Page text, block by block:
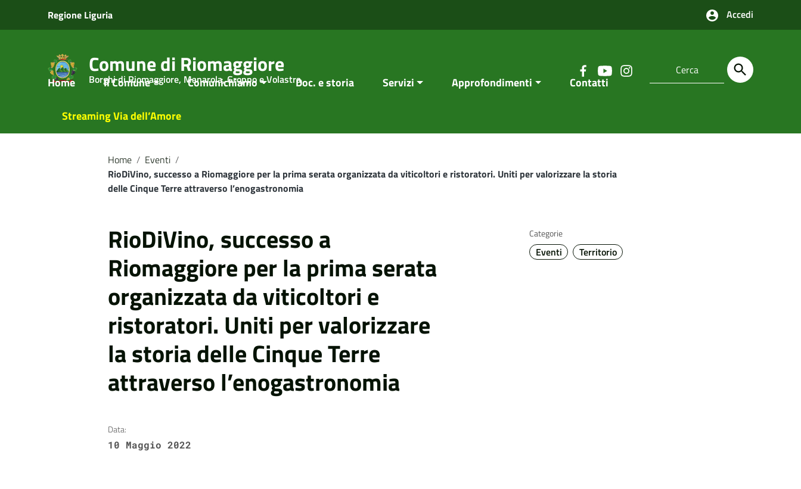
Vai ai contenuti
Vai al menu di navigazione
Regione Liguria Accedi
Comune di Riomaggiore
Borghi di Riomaggiore, Manarola, Groppo e Volastra
Home Il Comune Comunichiamo Doc. e storia Servizi Approfondimenti Contatti
Streaming Via dell’Amore
Home / Eventi /
RioDiVino, successo a Riomaggiore per la prima serata organizzata da viticoltori e ristoratori. Uniti per valorizzare la storia
delle Cinque Terre attraverso l’enogastronomia
RioDiVino, successo a
Riomaggiore per la prima serata
organizzata da viticoltori e
ristoratori. Uniti per valorizzare
la storia delle Cinque Terre
attraverso l’enogastronomia
Categorie
Eventi Territorio
Data:
10 Maggio 2022